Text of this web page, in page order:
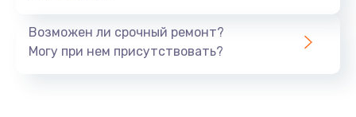
Заказать
Возможен ли срочный ремонт?
Могу при нем присутствовать?